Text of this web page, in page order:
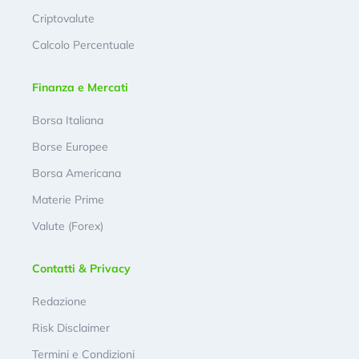
Criptovalute
Calcolo Percentuale
Finanza e Mercati
Borsa Italiana
Borse Europee
Borsa Americana
Materie Prime
Valute (Forex)
Contatti & Privacy
Redazione
Risk Disclaimer
Termini e Condizioni